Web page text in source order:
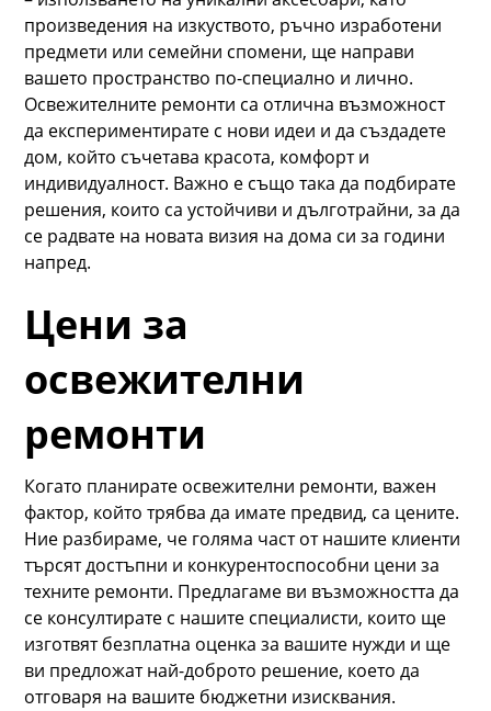
произведения на изкуството, ръчно изработени
предмети или семейни спомени, ще направи
вашето пространство по-специално и лично.
Освежителните ремонти са отлична възможност
да експериментирате с нови идеи и да създадете
дом, който съчетава красота, комфорт и
индивидуалност. Важно е също така да подбирате
решения, които са устойчиви и дълготрайни, за да
се радвате на новата визия на дома си за години
напред.
Цени за
освежителни
ремонти
Когато планирате освежителни ремонти, важен
фактор, който трябва да имате предвид, са цените.
Ние разбираме, че голяма част от нашите клиенти
търсят достъпни и конкурентоспособни цени за
техните ремонти. Предлагаме ви възможността да
се консултирате с нашите специалисти, които ще
изготвят безплатна оценка за вашите нужди и ще
ви предложат най-доброто решение, което да
отговаря на вашите бюджетни изисквания.